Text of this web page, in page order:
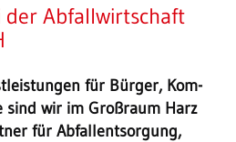
der Abfallwirtschaft
für Bürger, Kom­
sind wir im Groß­raum Harz
für Ab­fallentsorgung,